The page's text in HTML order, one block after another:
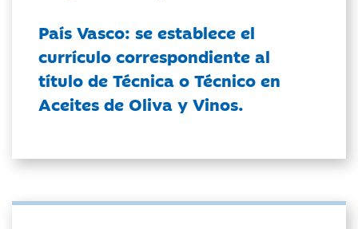
País Vasco: se establece el
currículo correspondiente al
título de Técnica o Técnico en
Aceites de Oliva y Vinos.